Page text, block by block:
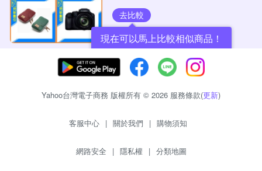
去比較
現在可以馬上比較相似商品！
Yahoo台灣電子商務 版權所有 © 2026 服務條款(更新)
客服中心 | 關於我們 | 購物須知
網路安全 | 隱私權 | 分類地圖